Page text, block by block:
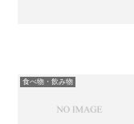
食べ物・飲み物